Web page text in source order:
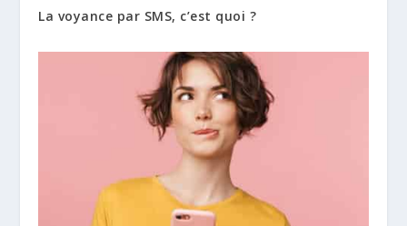
La voyance par SMS, c’est quoi ?